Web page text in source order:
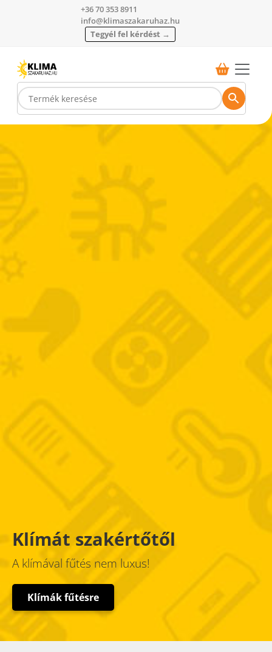
+36 70 353 8911
info@klimaszakaruhaz.hu
Tegyél fel kérdést →
Klímát szakértőtől
A klímával fűtés nem luxus!
Klímák fűtésre